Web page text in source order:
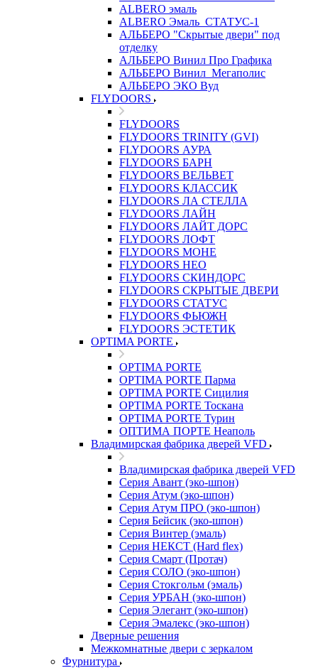
ALBERO эмаль
ALBERO Эмаль_СТАТУС-1
АЛЬБЕРО "Скрытые двери" под
отделку
АЛЬБЕРО Винил Про Графика
АЛЬБЕРО Винил_Мегаполис
АЛЬБЕРО ЭКО Вуд
FLYDOORS
FLYDOORS
FLYDOORS TRINITY (GVI)
FLYDOORS АУРА
FLYDOORS БАРН
FLYDOORS ВЕЛЬВЕТ
FLYDOORS КЛАССИК
FLYDOORS ЛА СТЕЛЛА
FLYDOORS ЛАЙН
FLYDOORS ЛАЙТ ДОРС
FLYDOORS ЛОФТ
FLYDOORS МОНЕ
FLYDOORS НЕО
FLYDOORS СКИНДОРС
FLYDOORS СКРЫТЫЕ ДВЕРИ
FLYDOORS СТАТУС
FLYDOORS ФЬЮЖН
FLYDOORS ЭСТЕТИК
OPTIMA PORTE
OPTIMA PORTE
OPTIMA PORTE Парма
OPTIMA PORTE Сицилия
OPTIMA PORTE Тоскана
OPTIMA PORTE Турин
ОПТИМА ПОРТЕ Неаполь
Владимирская фабрика дверей VFD
Владимирская фабрика дверей VFD
Серия Авант (эко-шпон)
Серия Атум (эко-шпон)
Серия Атум ПРО (эко-шпон)
Серия Бейсик (эко-шпон)
Серия Винтер (эмаль)
Серия НЕКСТ (Hard flex)
Серия Смарт (Протач)
Серия СОЛО (эко-шпон)
Серия Стокгольм (эмаль)
Серия УРБАН (эко-шпон)
Серия Элегант (эко-шпон)
Серия Эмалекс (эко-шпон)
Дверные решения
Межкомнатные двери c зеркалом
Фурнитура